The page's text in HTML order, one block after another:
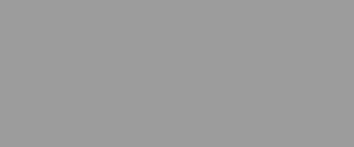
integroi Denon Home 350